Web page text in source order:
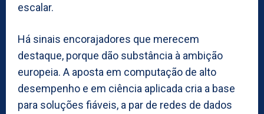
escalar.
Há sinais encorajadores que merecem
destaque, porque dão substância à ambição
europeia. A aposta em computação de alto
desempenho e em ciência aplicada cria a base
para soluções fiáveis, a par de redes de dados